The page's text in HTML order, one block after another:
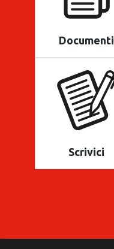
Documenti
Scrivici